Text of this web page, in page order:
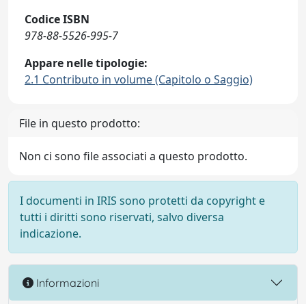
Codice ISBN
978-88-5526-995-7
Appare nelle tipologie:
2.1 Contributo in volume (Capitolo o Saggio)
File in questo prodotto:
Non ci sono file associati a questo prodotto.
I documenti in IRIS sono protetti da copyright e
tutti i diritti sono riservati, salvo diversa
indicazione.
Informazioni